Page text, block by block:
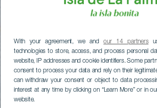
With your agreement, we andour 14 partners
technologies to store, access, and process personal
website, IP addresses and cookie identifiers. Some
consent to process your data and rely on their
can withdraw your consent or object to data
interest at any time by clicking on “Learn More” or in
website.